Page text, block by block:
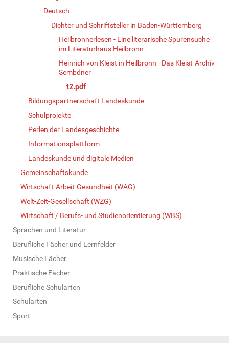
Deutsch
Dichter und Schriftsteller in Baden-Württemberg
Heilbronnerlesen - Eine literarische Spurensuche
im Literaturhaus Heilbronn
Heinrich von Kleist in Heilbronn - Das Kleist-Archiv
Sembdner
t2.pdf
Bildungspartnerschaft Landeskunde
Schulprojekte
Perlen der Landesgeschichte
Informationsplattform
Landeskunde und digitale Medien
Gemeinschaftskunde
Wirtschaft-Arbeit-Gesundheit (WAG)
Welt-Zeit-Gesellschaft (WZG)
Wirtschaft / Berufs- und Studienorientierung (WBS)
Sprachen und Literatur
Berufliche Fächer und Lernfelder
Musische Fächer
Praktische Fächer
Berufliche Schularten
Schularten
Sport